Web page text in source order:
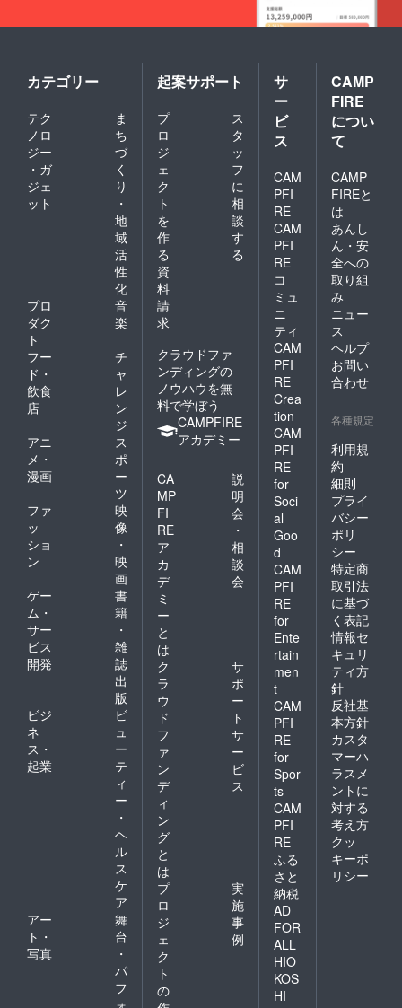
カテゴリー
テク
ノロ
ジー
・ガ
ジェ
ット
ま
ち
づ
く
り
・
地
域
活
性
化
プロ
ダク
ト
音
楽
フー
ド・
飲食
店
チ
ャ
レ
ン
ジ
アニ
メ・
漫画
ス
ポ
ー
ツ
ファ
ッ
ショ
ン
映
像
・
映
画
ゲー
ム・
サー
ビス
開発
書
籍
・
雑
誌
出
版
ビジ
ネ
ス・
起業
ビ
ュ
ー
テ
ィ
ー
・
ヘ
ル
ス
ケ
ア
アー
ト・
写真
舞
台
・
パ
フ
起案サポート
プ
ロ
ジ
ェ
ク
ト
を
作
る
ス
タ
ッ
フ
に
相
談
す
る
資
料
請
求
クラウドファ
ンディングの
ノウハウを無
料で学ぼう
CAMPFIRE
アカデミー
CA
MP
FI
RE
ア
カ
デ
ミ
ー
と
は
説
明
会
・
相
談
会
ク
ラ
ウ
ド
フ
ァ
ン
デ
ィ
ン
グ
と
は
サ
ポ
ー
ト
サ
ー
ビ
ス
プ
ロ
ジ
ェ
ク
ト
の
実
施
事
例
サ
ー
ビ
ス
CAM
PFI
RE
CAM
PFI
RE
コ
ミュ
ニ
ティ
CAM
PFI
RE
Crea
tion
CAM
PFI
RE
for
Soci
al
Goo
d
CAM
PFI
RE
for
Ente
rtain
men
t
CAM
PFI
RE
for
Spor
ts
CAM
PFI
RE
ふる
さと
納税
AD
FOR
ALL
HIO
KOS
HI
CAMP
FIRE
につい
て
CAMP
FIREと
は
あんし
ん・安
全への
取り組
み
ニュー
ス
ヘルプ
お問い
合わせ
各種規定
利用規
約
細則
プライ
バシー
ポリ
シー
特定商
取引法
に基づ
く表記
情報セ
キュリ
ティ方
針
反社基
本方針
カスタ
マーハ
ラスメ
ントに
対する
考え方
クッ
キーポ
リシー